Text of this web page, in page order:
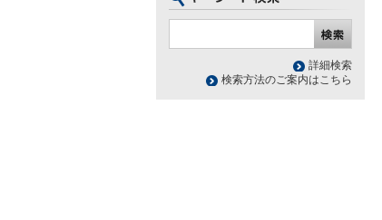
詳細検索
検索方法のご案内はこちら